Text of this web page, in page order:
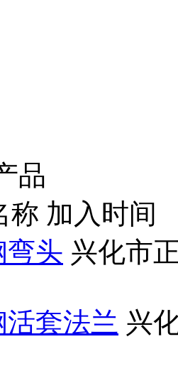
品
称 加入时间
弯头 兴化市
活套法兰 兴